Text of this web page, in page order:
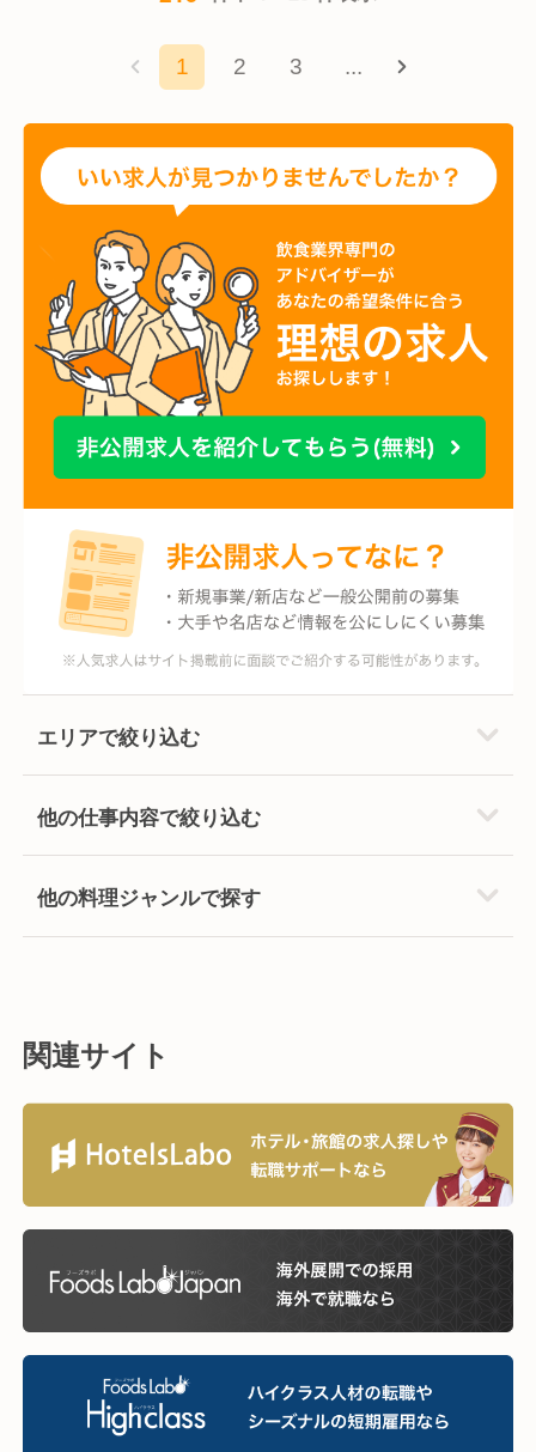
1 2 3 ...
エリアで絞り込む
他の仕事内容で絞り込む
他の料理ジャンルで探す
関連サイト